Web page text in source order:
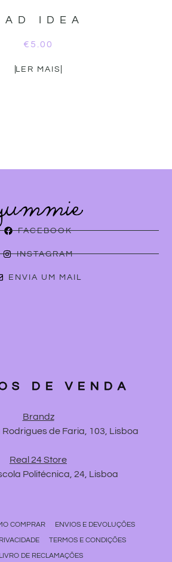
IDEA
€ 5.00
LER MAIS
FACEBOOK
INSTAGRAM
ENVIA UM MAIL
DE VENDA
Brandz
de Faria, 103, Lisboa
Real 24 Store
Politécnica, 24, Lisboa
COMPRAR
ENVIOS E DEVOLUÇÕES
TERMOS E CONDIÇÕES
LIVRO DE RECLAMAÇÕES